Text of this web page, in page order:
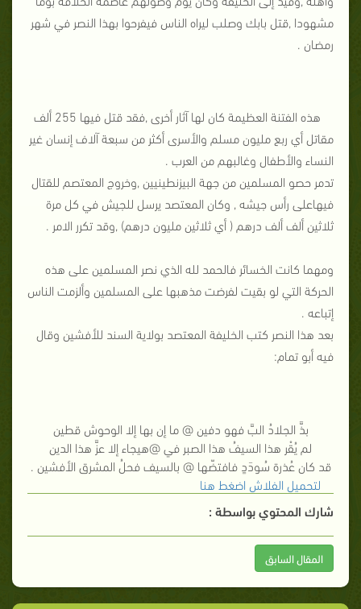
مشهودا ,قتل بابك وصلب ليراه الناس فيفرحوا بهذا النصر في شهر
رمضان .
هذه الفتنة العظيمة كان لها آثار أخرى ,فقد قتل فيها 255 ألف
مقاتل أي ربع مليون مسلم والأسرى أكثر من سبعة آلاف إنسان غير
النساء والأطفال وغالبهم من العرب .
تدمر حصو المسلمين من جهة البيزنطينيين ,وخروج المعتصم للقتال
فيهاعلى رأس جيشه , وكان المعتصد يرسل للجيش في كل مرة
ثلاثين ألف ألف درهم ( أي ثلاثين مليون درهم) ,وقد تكرر الامر .
ومهما كانت الخسائر فالحمد لله الذي نصر المسلمين على هذه
الحركة التي لو بقيت لفرضت مذهبها على المسلمين وألزمت الناس
إتباعه .
بعد هذا النصر كتب الخليفة المعتصد بولاية السند للأفشين وقال
فيه أبو تمام:
بذَّ الجلادُ البَّ فهو دفين @ ما إن بها إلا الوحوش قطين
لم يُقْر هذا السيفُ هذا الصبر في @هيجاء إلا عزَّ هذا الدين
قد كان عُذرة سُودَدٍ فافتضّها @ بالسيف فحلُ المشرق الأفشين .
لتحميل الفلاش اضغط هنا
شارك المحتوي بواسطة :
المقال السابق